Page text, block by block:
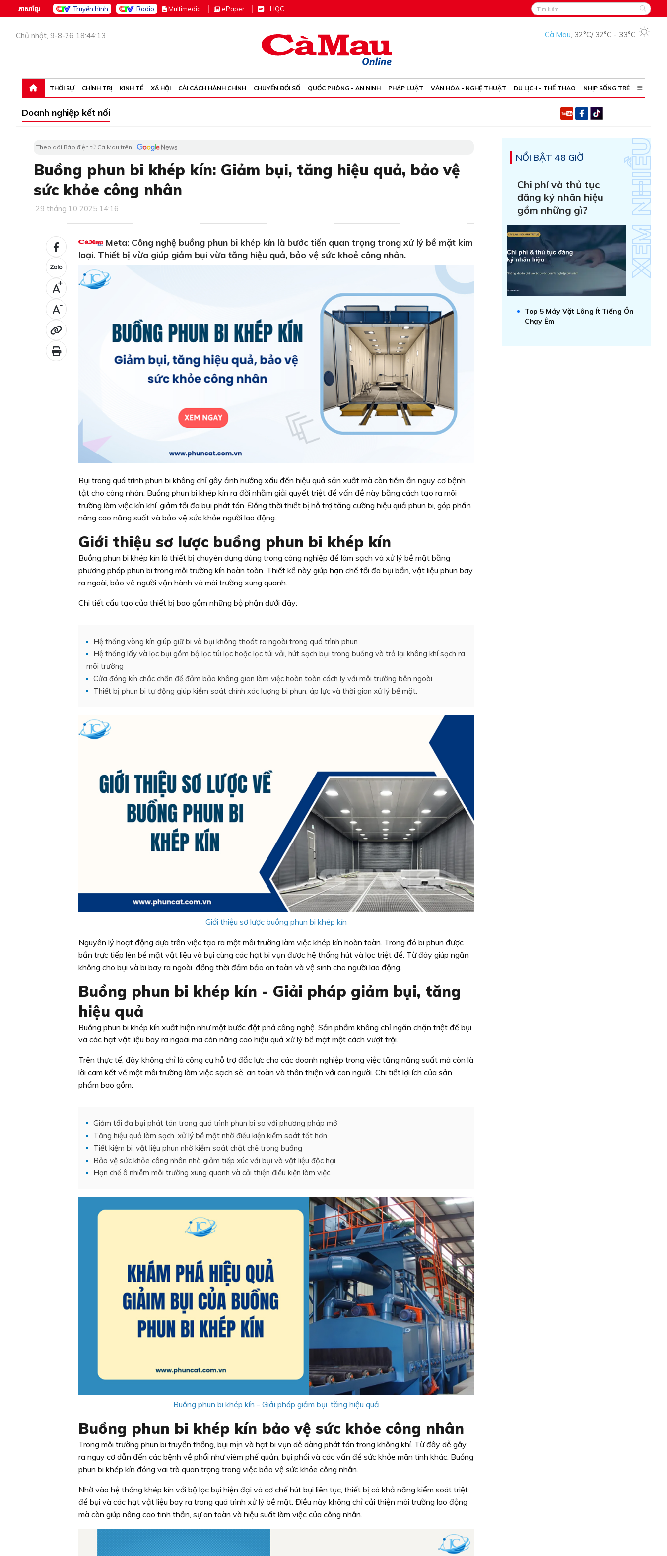
ភាសាខ្មែរ Truyền hình Radio Multimedia ePaper LHQC
Chủ nhật, 9-8-26 18:44:13 Cà Mau, 32°C/ 32°C - 33°C
THỜI SỰ CHÍNH TRỊ KINH TẾ XÃ HỘI CẢI CÁCH HÀNH CHÍNH CHUYỂN ĐỔI SỐ QUỐC PHÒNG - AN NINH PHÁP LUẬT VĂN HÓA - NGHỆ THUẬT DU LỊCH - THỂ THAO NHỊP SỐNG TRẺ
Doanh nghiệp kết nối
Theo dõi Báo điện tử Cà Mau trên
Buồng phun bi khép kín: Giảm bụi, tăng hiệu quả, bảo vệ
sức khỏe công nhân
29 tháng 10 2025 14:16
+
-
Meta: Công nghệ buồng phun bi khép kín là bước tiến quan trọng trong xử lý bề mặt kim
loại. Thiết bị vừa giúp giảm bụi vừa tăng hiệu quả, bảo vệ sức khoẻ công nhân.
Bụi trong quá trình phun bi không chỉ gây ảnh hưởng xấu đến hiệu quả sản xuất mà còn tiềm ẩn nguy cơ bệnh
tật cho công nhân. Buồng phun bi khép kín ra đời nhằm giải quyết triệt để vấn đề này bằng cách tạo ra môi
trường làm việc kín khí, giảm tối đa bụi phát tán. Đồng thời thiết bị hỗ trợ tăng cường hiệu quả phun bi, góp phần
nâng cao năng suất và bảo vệ sức khỏe người lao động.
Giới thiệu sơ lược buồng phun bi khép kín
Buồng phun bi khép kín là thiết bị chuyên dụng dùng trong công nghiệp để làm sạch và xử lý bề mặt bằng
phương pháp phun bi trong môi trường kín hoàn toàn. Thiết kế này giúp hạn chế tối đa bụi bẩn, vật liệu phun bay
ra ngoài, bảo vệ người vận hành và môi trường xung quanh.
Chi tiết cấu tạo của thiết bị bao gồm những bộ phận dưới đây:
Hệ thống vòng kín giúp giữ bi và bụi không thoát ra ngoài trong quá trình phun
Hệ thống lấy và lọc bụi gồm bộ lọc túi lọc hoặc lọc túi vải, hút sạch bụi trong buồng và trả lại không khí sạch ra
môi trường
Cửa đóng kín chắc chắn để đảm bảo không gian làm việc hoàn toàn cách ly với môi trường bên ngoài
Thiết bị phun bi tự động giúp kiểm soát chính xác lượng bi phun, áp lực và thời gian xử lý bề mặt.
Giới thiệu sơ lược buồng phun bi khép kín
Nguyên lý hoạt động dựa trên việc tạo ra một môi trường làm việc khép kín hoàn toàn. Trong đó bi phun được
bắn trực tiếp lên bề mặt vật liệu và bụi cùng các hạt bi vụn được hệ thống hút và lọc triệt để. Từ đây giúp ngăn
không cho bụi và bi bay ra ngoài, đồng thời đảm bảo an toàn và vệ sinh cho người lao động.
Buồng phun bi khép kín - Giải pháp giảm bụi, tăng
hiệu quả
Buồng phun bi khép kín xuất hiện như một bước đột phá công nghệ. Sản phẩm không chỉ ngăn chặn triệt để bụi
và các hạt vật liệu bay ra ngoài mà còn nâng cao hiệu quả xử lý bề mặt một cách vượt trội.
Trên thực tế, đây không chỉ là công cụ hỗ trợ đắc lực cho các doanh nghiệp trong việc tăng năng suất mà còn là
lời cam kết về một môi trường làm việc sạch sẽ, an toàn và thân thiện với con người. Chi tiết lợi ích của sản
phẩm bao gồm:
Giảm tối đa bụi phát tán trong quá trình phun bi so với phương pháp mở
Tăng hiệu quả làm sạch, xử lý bề mặt nhờ điều kiện kiểm soát tốt hơn
Tiết kiệm bi, vật liệu phun nhờ kiểm soát chặt chẽ trong buồng
Bảo vệ sức khỏe công nhân nhờ giảm tiếp xúc với bụi và vật liệu độc hại
Hạn chế ô nhiễm môi trường xung quanh và cải thiện điều kiện làm việc.
Buồng phun bi khép kín - Giải pháp giảm bụi, tăng hiệu quả
Buồng phun bi khép kín bảo vệ sức khỏe công nhân
Trong môi trường phun bi truyền thống, bụi mịn và hạt bi vụn dễ dàng phát tán trong không khí. Từ đây dễ gây
ra nguy cơ dẫn đến các bệnh về phổi như viêm phế quản, bụi phổi và các vấn đề sức khỏe mãn tính khác. Buồng
phun bi khép kín đóng vai trò quan trọng trong việc bảo vệ sức khỏe công nhân.
Nhờ vào hệ thống khép kín với bộ lọc bụi hiện đại và cơ chế hút bụi liên tục, thiết bị có khả năng kiểm soát triệt
để bụi và các hạt vật liệu bay ra trong quá trình xử lý bề mặt. Điều này không chỉ cải thiện môi trường lao động
mà còn giúp nâng cao tinh thần, sự an toàn và hiệu suất làm việc của công nhân.
NỔI BẬT 48 GIỜ
Chi phí và thủ tục
đăng ký nhãn hiệu
gồm những gì?
Top 5 Máy Vặt Lông Ít Tiếng Ồn
Chạy Êm